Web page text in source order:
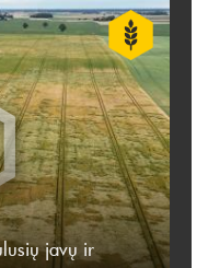
javų ir